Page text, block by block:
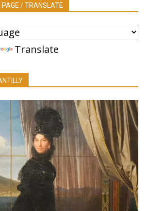
PAGE / TRANSLATE
Translate